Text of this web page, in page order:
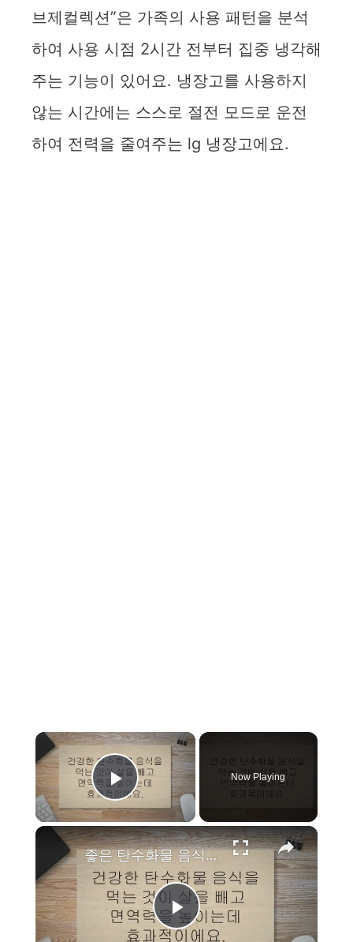
브제컬렉션”은 가족의 사용 패턴을 분석
하여 사용 시점 2시간 전부터 집중 냉각해
주는 기능이 있어요. 냉장고를 사용하지
않는 시간에는 스스로 절전 모드로 운전
하여 전력을 줄여주는 lg 냉장고에요.
×
Play Video
Now Playing
×
P
좋은 탄수화물 음식 16가지 추천